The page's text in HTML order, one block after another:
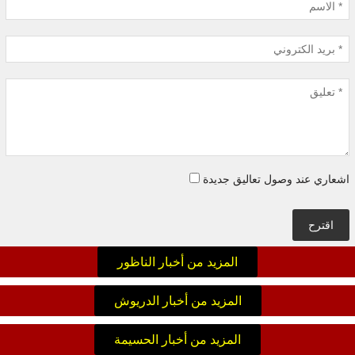
اشعاري عند وصول تعاليق جديدة
اقترح
المزيد من أخبار الناظور
المزيد من أخبار الدريوش
المزيد من أخبار الحسيمة